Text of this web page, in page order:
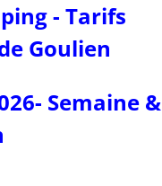
- Tarifs
Goulien
Semaine &